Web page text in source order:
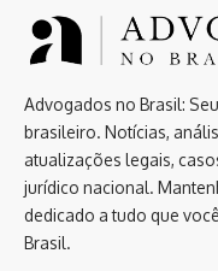
Advogados no Brasil:
brasileiro. Notícias,
atualizações legais,
jurídico nacional.
dedicado a tudo que
Brasil.